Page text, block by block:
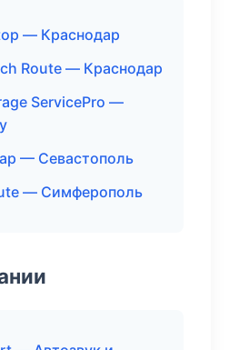
— Краснодар
Route — Краснодар
ServicePro —
— Севастополь
— Симферополь